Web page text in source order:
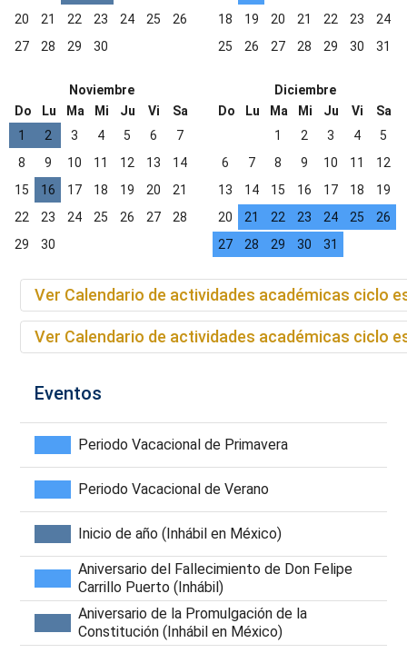
20
21 22 23 24 25
26
27
28 29 30
18
19 20 21 22 23
24
25
26 27 28 29 30 31
Noviembre
Do
Lu Ma Mi Ju Vi
Sa
1
2 3 4 5 6
7
8
9 10 11 12 13
14
15
16 17 18 19 20
21
22
23 24 25 26 27
28
29
30
Diciembre
Do
Lu Ma Mi Ju Vi
Sa
1
2 3 4
5
6
7 8 9 10 11
12
13
14 15 16 17 18
19
20
21 22 23 24 25
26
27
28 29 30 31
Ver Calendario de actividades académicas ciclo
Ver Calendario de actividades académicas ciclo
Eventos
Periodo Vacacional de Primavera
Periodo Vacacional de Verano
Inicio de año (Inhábil en México)
Aniversario del Fallecimiento de Don Felipe
Carrillo Puerto (Inhábil)
Aniversario de la Promulgación de la
Constitución (Inhábil en México)